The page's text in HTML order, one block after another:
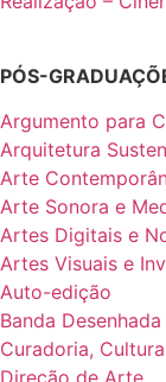
PÓS-
Argumento para
Arquitetura
Arte
Arte Sonora e
Artes Digitais e
Artes Visuais e
Auto-edição
Banda Desenhada
Curadoria,